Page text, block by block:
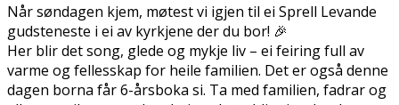
Når søndagen kjem, møtest vi igjen til ei Sprell Levande
gudsteneste i ei av kyrkjene der du bor! 🎉
Her blir det song, glede og mykje liv – ei feiring full av
varme og fellesskap for heile familien. Det er også denne
dagen borna får 6-årsboka si. Ta med familien, fadrar og